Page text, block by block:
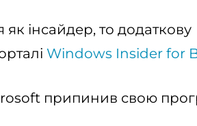
інсайдер, то додаткову
Windows Insider for
припинив свою